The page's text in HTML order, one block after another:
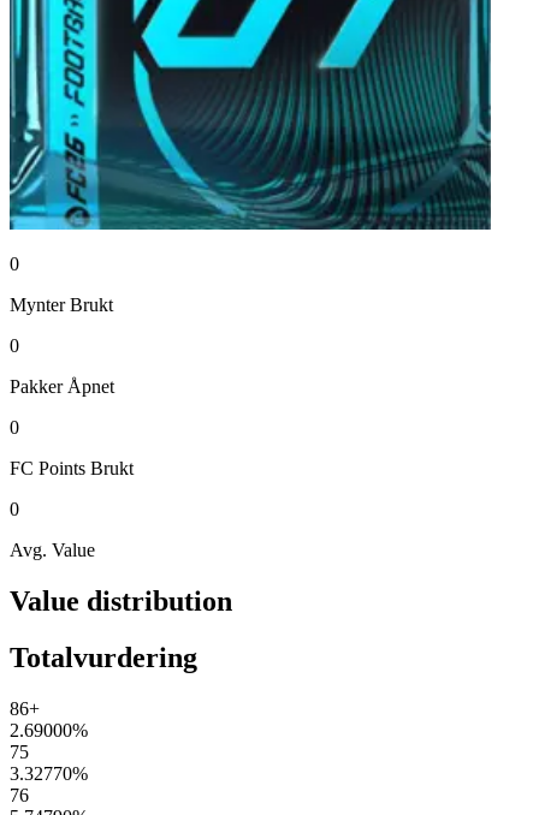
0
Mynter Brukt
0
Pakker Åpnet
0
FC Points Brukt
0
Avg. Value
Value distribution
Totalvurdering
86+
2.69000%
75
3.32770%
76